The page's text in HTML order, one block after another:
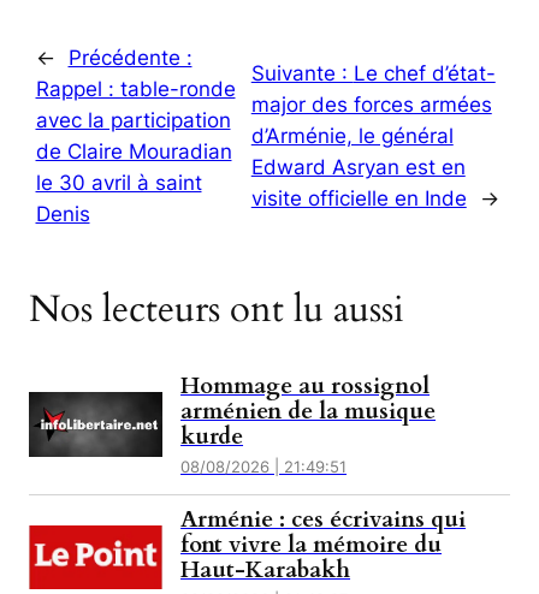
←
Précédente :
Rappel : table-ronde
avec la participation
de Claire Mouradian
le 30 avril à saint
Denis
Suivante : Le chef d’état-
major des forces armées
d’Arménie, le général
Edward Asryan est en
visite officielle en Inde
→
Nos lecteurs ont lu aussi
Hommage au rossignol
arménien de la musique
kurde
08/08/2026 | 21:49:51
Arménie : ces écrivains qui
font vivre la mémoire du
Haut-Karabakh